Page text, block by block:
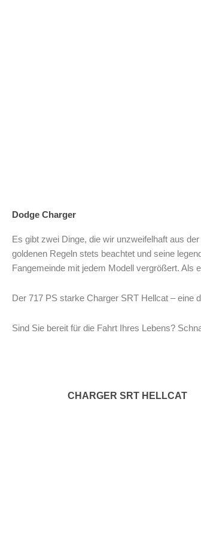
Dodge Charger
Es gibt zwei Dinge, die wir unzweifelhaft aus
goldenen Regeln stets beachtet und seine
Fangemeinde mit jedem Modell vergrößert. Als
Der 717 PS starke Charger SRT Hellcat – eine
Sind Sie bereit für die Fahrt Ihres Lebens?
CHARGER SRT HELLCAT